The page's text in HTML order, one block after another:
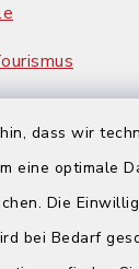
dass wir
eine optimale
Die
bei Bedarf